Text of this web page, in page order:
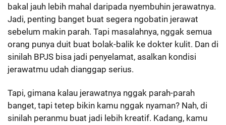
bakal jauh lebih mahal daripada nyembuhin jerawatnya.
Jadi, penting banget buat segera ngobatin jerawat
sebelum makin parah. Tapi masalahnya, nggak semua
orang punya duit buat bolak-balik ke dokter kulit. Dan di
sinilah BPJS bisa jadi penyelamat, asalkan kondisi
jerawatmu udah dianggap serius.
Tapi, gimana kalau jerawatnya nggak parah-parah
banget, tapi tetep bikin kamu nggak nyaman? Nah, di
sinilah peranmu buat jadi lebih kreatif. Kadang, kamu